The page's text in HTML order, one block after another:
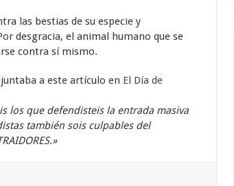
las bestias de su especie y
desgracia, el animal humano que se
contra sí mismo.
a este artículo en El Día de
los que defendisteis la entrada masiva
también sois culpables del